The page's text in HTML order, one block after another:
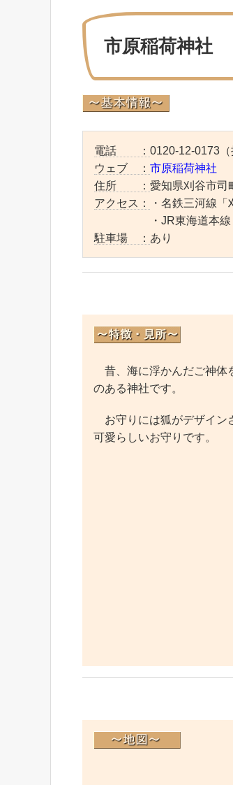
市原稲荷神社
電話 ： 0120-12-0173
ウェブ ： 市原稲荷神社
住所 ： 愛知県刈谷市司
アクセス：
・名鉄三河線
・JR東海道本線「逢
駐車場 ： あり
昔、海に浮かんだご神体
のある神社です。
お守りには狐がデザイン
可愛らしいお守りです。